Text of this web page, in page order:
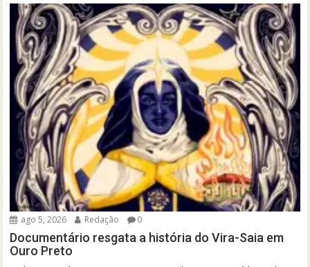
ago 5, 2026 Redação 0
Documentário resgata a história do Vira-Saia em
Ouro Preto